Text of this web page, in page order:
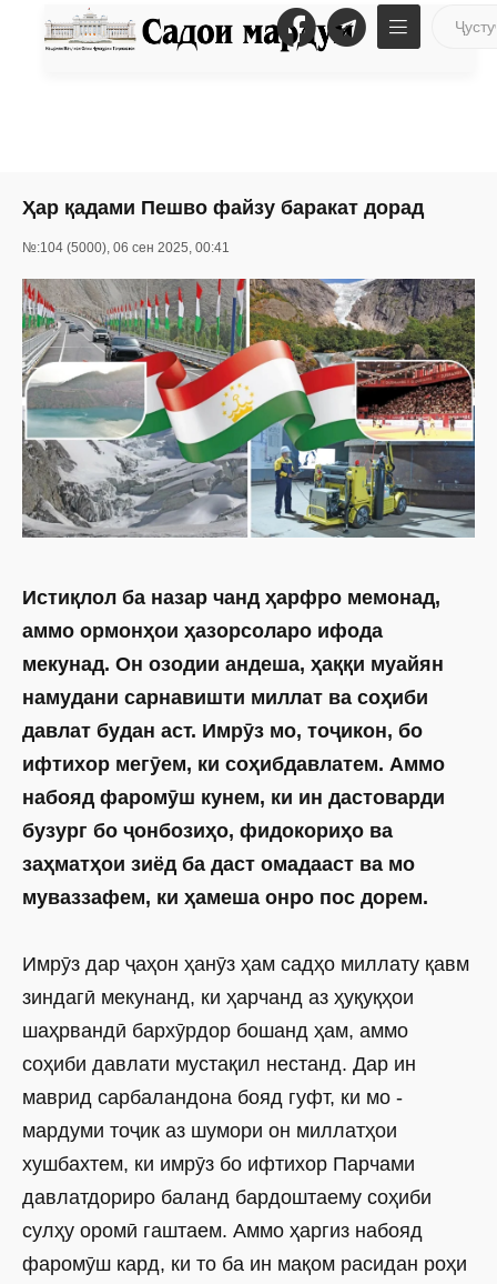
Ҳар қадами Пешво файзу баракат дорад
№:104 (5000), 06 сен 2025, 00:41
Истиқлол ба назар чанд ҳарфро мемонад,
аммо ормонҳои ҳазорсоларо ифода
мекунад. Он озодии андеша, ҳаққи муайян
намудани сарнавишти миллат ва соҳиби
давлат будан аст. Имрӯз мо, тоҷикон, бо
ифтихор мегӯем, ки соҳибдавлатем. Аммо
набояд фаромӯш кунем, ки ин дастоварди
бузург бо ҷонбозиҳо, фидокориҳо ва
заҳматҳои зиёд ба даст омадааст ва мо
муваззафем, ки ҳамеша онро пос дорем.
Имрӯз дар ҷаҳон ҳанӯз ҳам садҳо миллату қавм
зиндагӣ мекунанд, ки ҳарчанд аз ҳуқуқҳои
шаҳрвандӣ бархӯрдор бошанд ҳам, аммо
соҳиби давлати мустақил нестанд. Дар ин
маврид сарбаландона бояд гуфт, ки мо -
мардуми тоҷик аз шумори он миллатҳои
хушбахтем, ки имрӯз бо ифтихор Парчами
давлатдориро баланд бардоштаему соҳиби
сулҳу оромӣ гаштаем. Аммо ҳаргиз набояд
фаромӯш кард, ки то ба ин мақом расидан роҳи